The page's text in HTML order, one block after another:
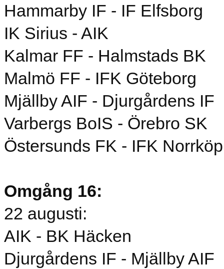
Hammarby IF - IF Elfsborg
IK Sirius - AIK
Kalmar FF - Halmstads BK
Malmö FF - IFK Göteborg
Mjällby AIF - Djurgårdens IF
Varbergs BoIS - Örebro SK
Östersunds FK - IFK
Omgång 16:
22 augusti:
AIK - BK Häcken
Djurgårdens IF - Mjällby AIF